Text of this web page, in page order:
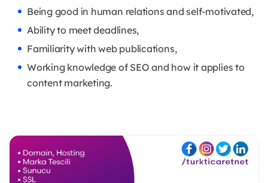
Being good in human relations and self-motivated,
Ability to meet deadlines,
Familiarity with web publications,
Working knowledge of SEO and how it applies to
content marketing.